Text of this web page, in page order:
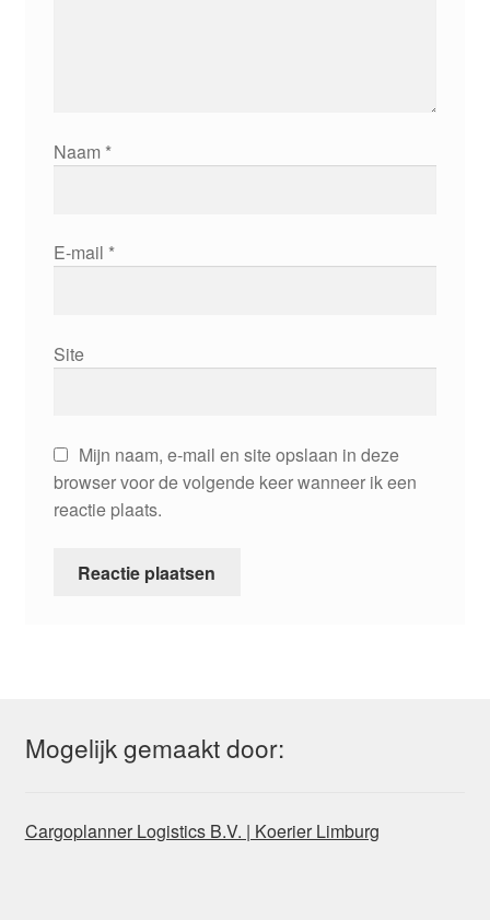
Naam *
E-mail *
Site
Mijn naam, e-mail en site opslaan in deze
browser voor de volgende keer wanneer ik een
reactie plaats.
Mogelijk gemaakt door:
Cargoplanner Logistics B.V. | Koerier Limburg